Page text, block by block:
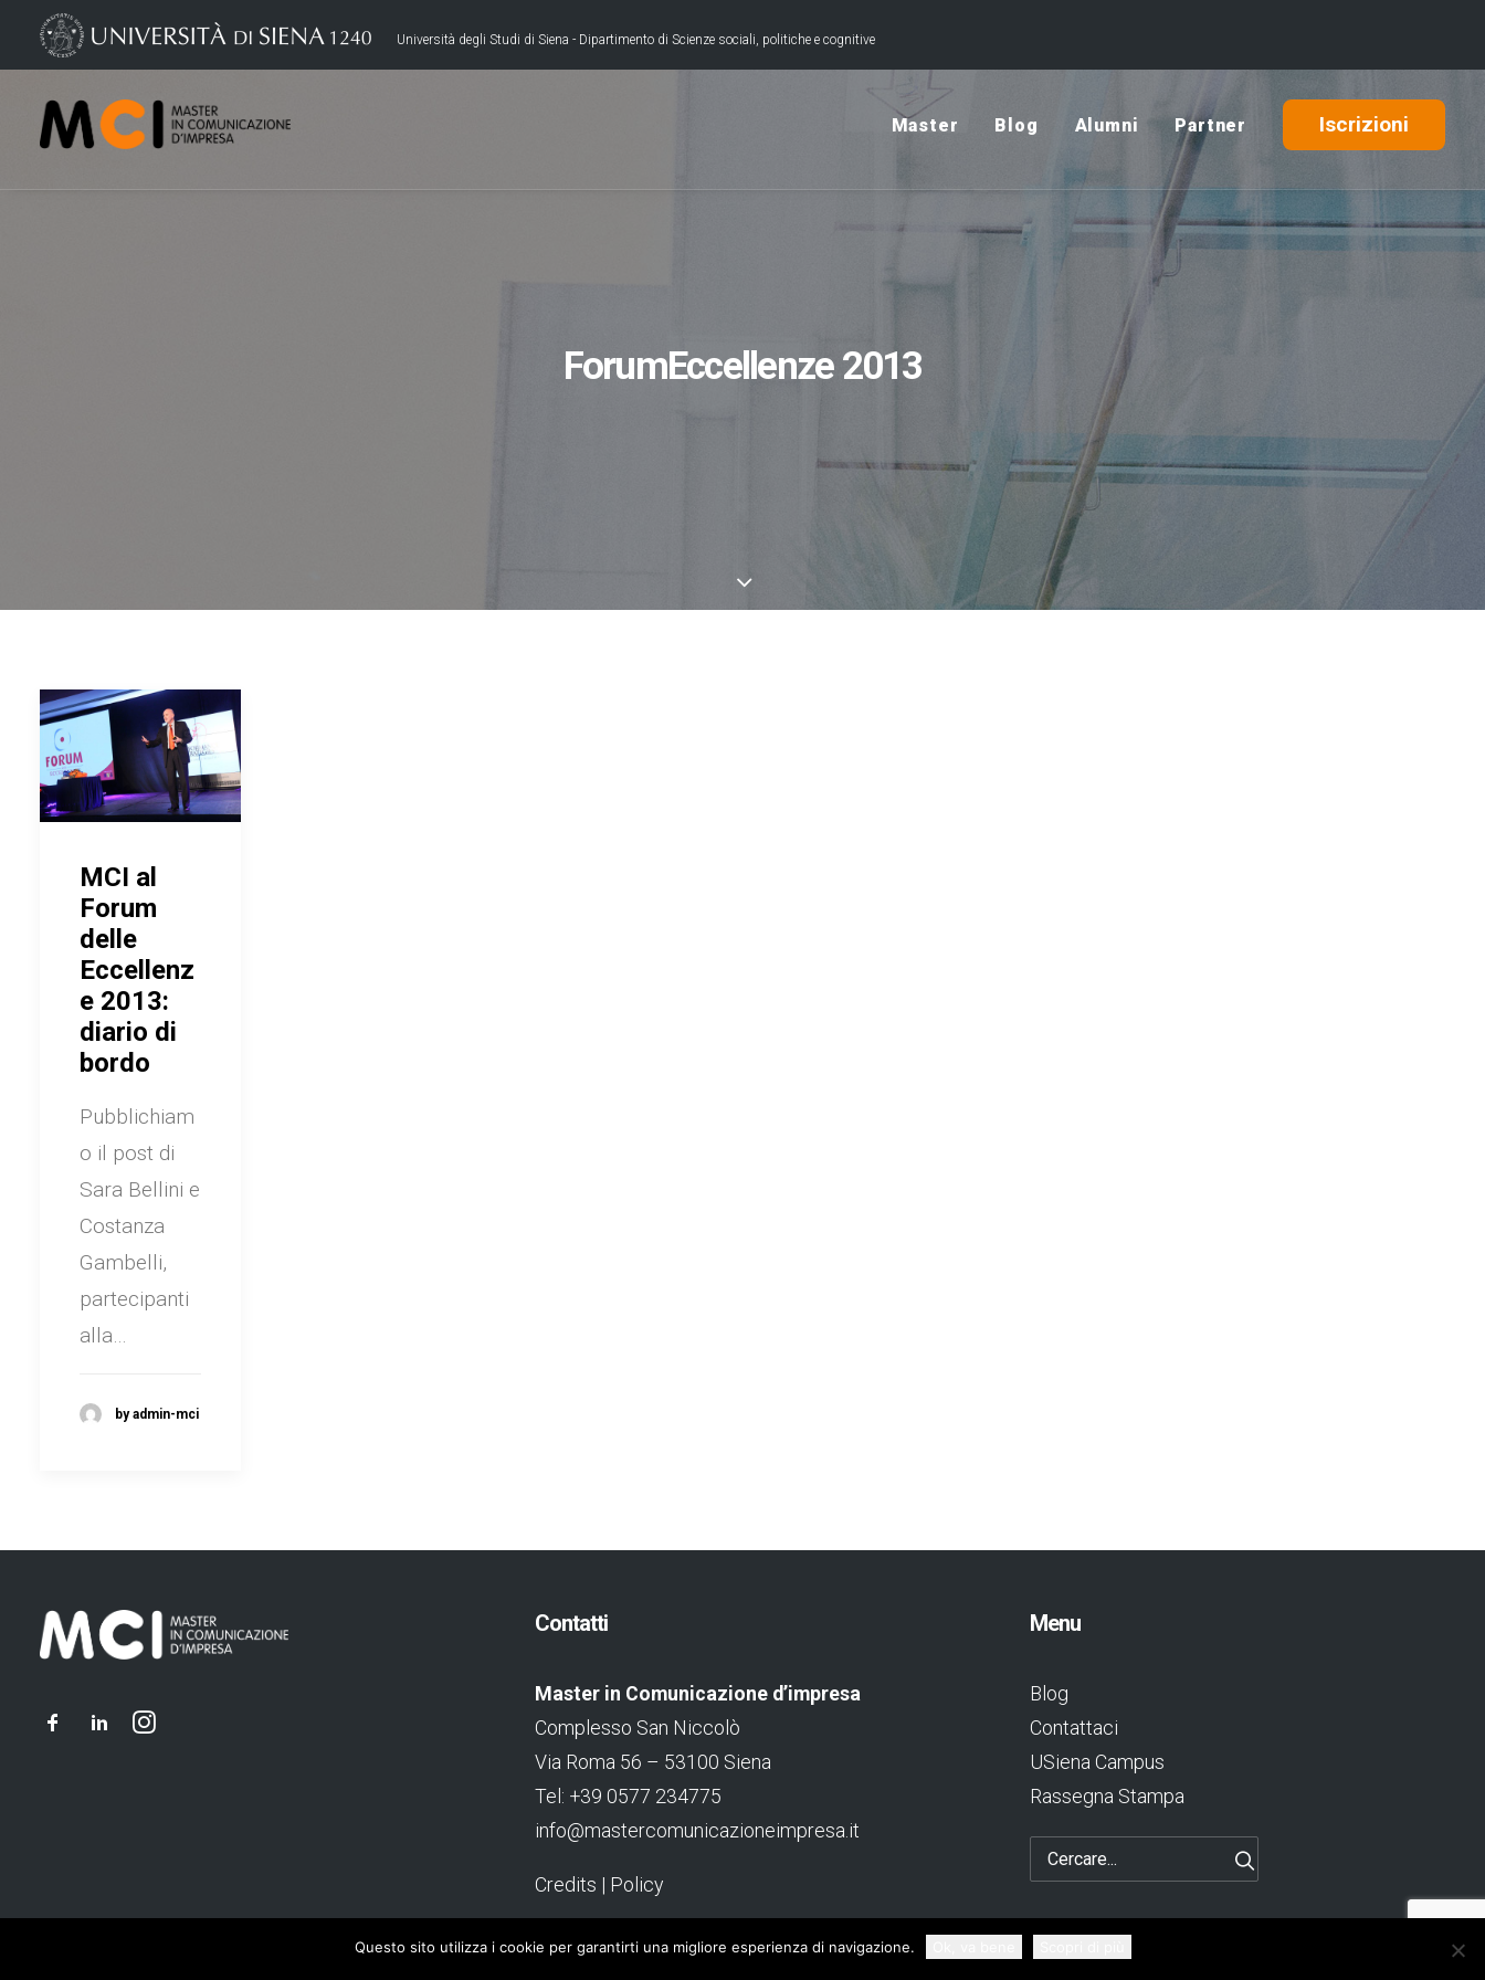
Università degli Studi di Siena - Dipartimento di Scienze sociali, politiche e cognitive
Master Blog Alumni Partner Iscrizioni
ForumEccellenze 2013
MCI al
Forum
delle
Eccellenz
e 2013:
diario di
bordo
Pubblichiam
o il post di
Sara Bellini e
Costanza
Gambelli,
partecipanti
alla…
by admin-mci
Contatti
Master in Comunicazione d’impresa
Complesso San Niccolò
Via Roma 56 – 53100 Siena
Tel: +39 0577 234775
info@mastercomunicazioneimpresa.it
Credits | Policy
Menu
Blog
Contattaci
USiena Campus
Rassegna Stampa
Questo sito utilizza i cookie per garantirti una migliore esperienza di navigazione.